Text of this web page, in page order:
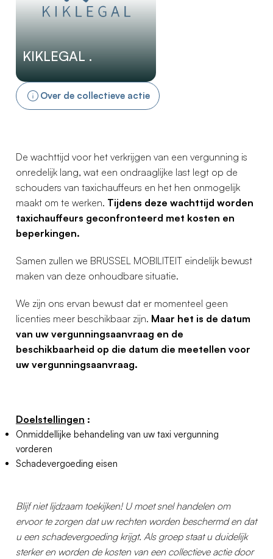
KIKLEGAL .
Over de collectieve actie
De wachttijd voor het verkrijgen van een vergunning is
onredelijk lang, wat een ondraaglijke last legt op de
schouders van taxichauffeurs en het hen onmogelijk
maakt om te werken. Tijdens deze wachttijd worden
taxichauffeurs geconfronteerd met kosten en
beperkingen.
Samen zullen we BRUSSEL MOBILITEIT eindelijk bewust
maken van deze onhoudbare situatie.
We zijn ons ervan bewust dat er momenteel geen
licenties meer beschikbaar zijn. Maar het is de datum
van uw vergunningsaanvraag en de
beschikbaarheid op die datum die meetellen voor
uw vergunningsaanvraag.
Doelstellingen :
Onmiddellijke behandeling van uw taxi vergunning
vorderen
Schadevergoeding eisen
Blijf niet lijdzaam toekijken! U moet snel handelen om
ervoor te zorgen dat uw rechten worden beschermd en dat
u een schadevergoeding krijgt. Als groep staat u duidelijk
sterker en worden de kosten van een collectieve actie door